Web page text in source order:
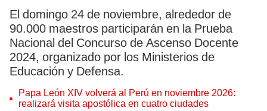
El domingo 24 de noviembre, alrededor de
90.000 maestros participarán en la Prueba
Nacional del Concurso de Ascenso Docente
2024, organizado por los Ministerios de
Educación y Defensa.
Papa León XIV volverá al Perú en noviembre 2026:
realizará visita apostólica en cuatro ciudades